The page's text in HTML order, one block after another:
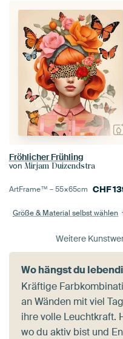
Fröhlicher Frühling
von Mirjam Duizendstra
ArtFrame™ –55×65cm CHF
Größe & Material selbst wählen
Weitere
Wo hängst du
Kräftige
an Wänden mit viel
ihre volle Leuchtkraft.
wo du aktiv bist und